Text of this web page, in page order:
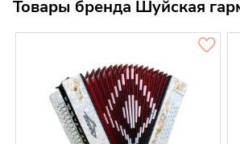
Товары бренда Шуйская